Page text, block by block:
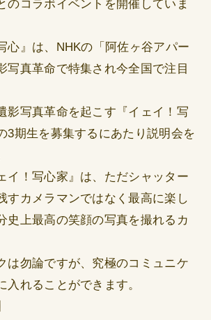
のコラボイベントを開催していま
心』は、NHKの「阿佐ヶ谷アパー
写真革命で特集され今全国で注目
影写真革命を起こす『イェイ！写
3期生を募集するにあたり説明会を
イ！写心家』は、ただシャッター
すカメラマンではなく最高に楽し
史上最高の笑顔の写真を撮れるカ
は勿論ですが、究極のコミュニケ
入れることができます。